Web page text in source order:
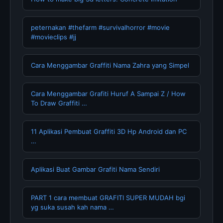
peternakan #thefarm #survivalhorror #movie
#movieclips #jj
Cara Menggambar Graffiti Nama Zahra yang Simpel
Cara Menggambar Grafiti Huruf A Sampai Z / How
To Draw Graffiti …
11 Aplikasi Pembuat Graffiti 3D Hp Android dan PC
…
Aplikasi Buat Gambar Grafiti Nama Sendiri
PART 1 cara membuat GRAFITI SUPER MUDAH bgi
yg suka susah kah nama …